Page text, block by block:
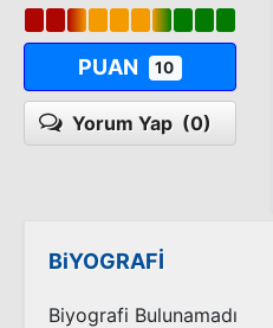
PUAN 10
Yorum Yap (0)
BiYOGRAFİ
Biyografi Bulunamadı